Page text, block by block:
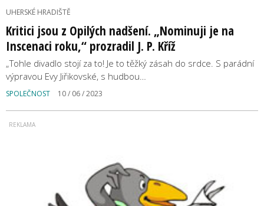
UHERSKÉ HRADIŠTĚ
Kritici jsou z Opilých nadšení. „Nominuji je na
Inscenaci roku,“ prozradil J. P. Kříž
„Tohle divadlo stojí za to! Je to těžký zásah do srdce. S parádní
výpravou Evy Jiřikovské, s hudbou…
SPOLEČNOST 10 / 06 / 2023